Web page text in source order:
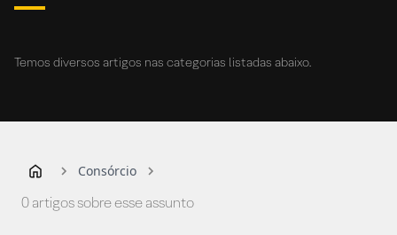
Temos diversos artigos nas categorias listadas abaixo.
Consórcio
0 artigos sobre esse assunto